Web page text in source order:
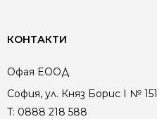
КОНТАКТИ
Офая EООД
София, ул. Княз Борис I № 151
T: 0888 218 588